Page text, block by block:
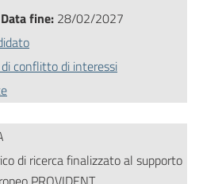
Data fine: 28/02/2027
conflitto di interessi
di ricerca finalizzato al supporto